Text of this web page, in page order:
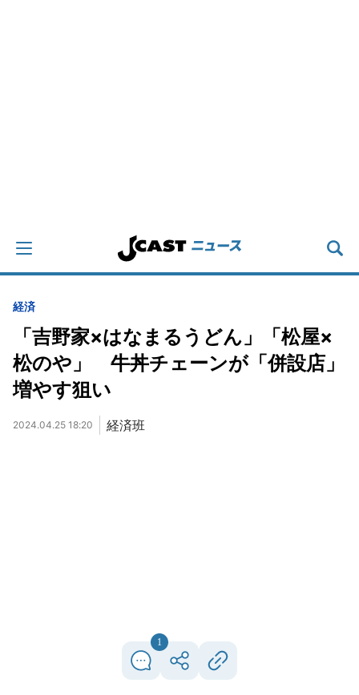
経済
「吉野家×はなまるうどん」「松屋×
松のや」 牛丼チェーンが「併設店」
増やす狙い
2024.04.25 18:20 経済班
1